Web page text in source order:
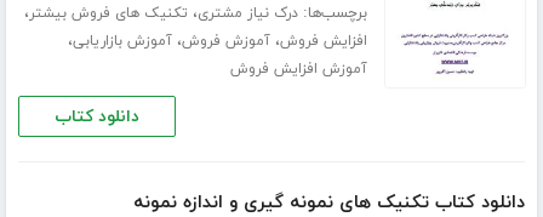
برچسب‌ها:درک نیاز مشتری، تکنیک های فروش بیشتر،
افزایش فروش،آموزش فروش،آموزش بازاریابی،
آموزش افزایش فروش
دانلود کتاب
دانلود کتاب تکنیک های نمونه گیری و اندازه نمونه